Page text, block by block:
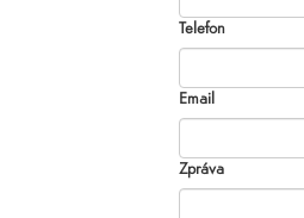
Telefon
Email
Zpráva